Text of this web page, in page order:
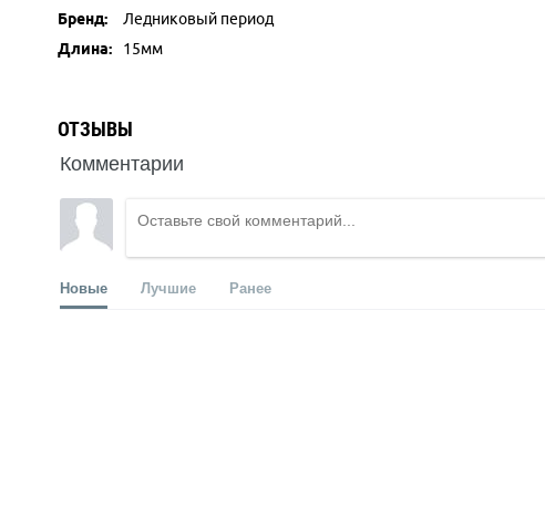
Бренд:
Ледниковый период
Длина:
15мм
ОТЗЫВЫ
Комментарии
Новые Лучшие Ранее